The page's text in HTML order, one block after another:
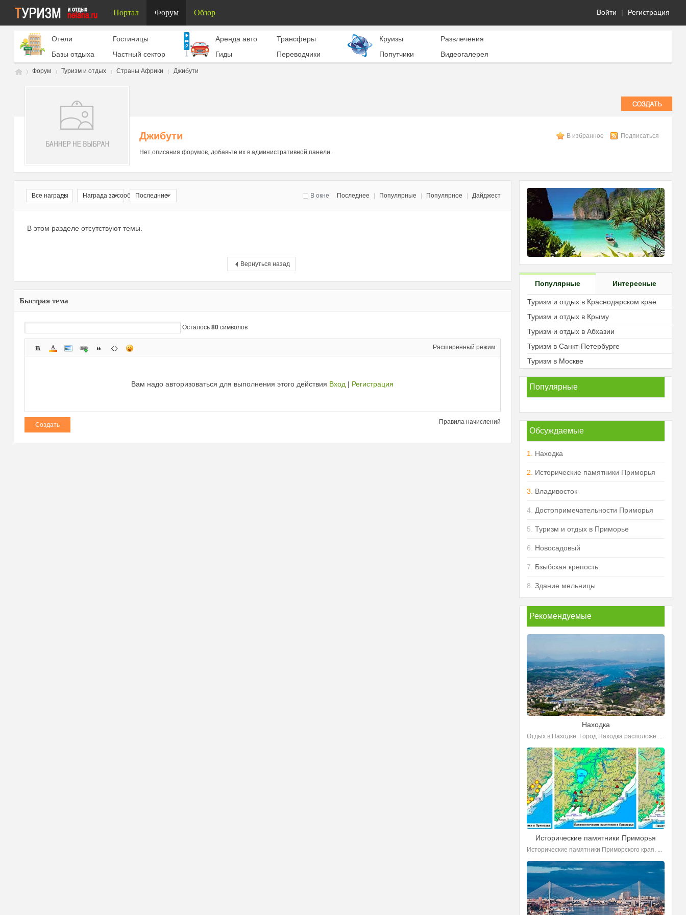
Войти | Регистрация
Портал Форум Обзор
Отели
Гостиницы
Базы отдыха
Частный сектор
Aренда авто
Трансферы
Гиды
Переводчики
Круизы
Развлечения
Попутчики
Видеогалерея
Ту »
Форум Туризм и отдых Страны Африки
›
Джибути
В избранное Подписаться
Джибути
Нет описания форумов, добавьте их в административной панели.
Последнее Популярные Популярное Дайджест
В окне
Все награды Награда за сообщениеПоследние
В этом разделе отсутствуют темы.
Вернуться назад
Быстрая тема
Осталось 80символов
Расширенный режим
Вам надо авторизоваться для выполнения этого действия Вход | Регистрация
Правила начислений
Создать
Популярные Интересные
Туризм и отдых в Краснодарском крае
Туризм и отдых в Крыму
Туризм и отдых в Абхазии
Туризм в Санкт-Петербурге
Туризм в Москве
Популярные
Обсуждаемые
1. Находка
2. Исторические памятники Приморья
3. Владивосток
4. Достопримечательности Приморья
5. Туризм и отдых в Приморье
6. Новосадовый
7. Бзыбская крепость.
8. Здание мельницы
Рекомендуемые
Находка
Отдых в Находке. Город Находка расположе ...
Исторические памятники Приморья
Исторические памятники Приморского края. ...